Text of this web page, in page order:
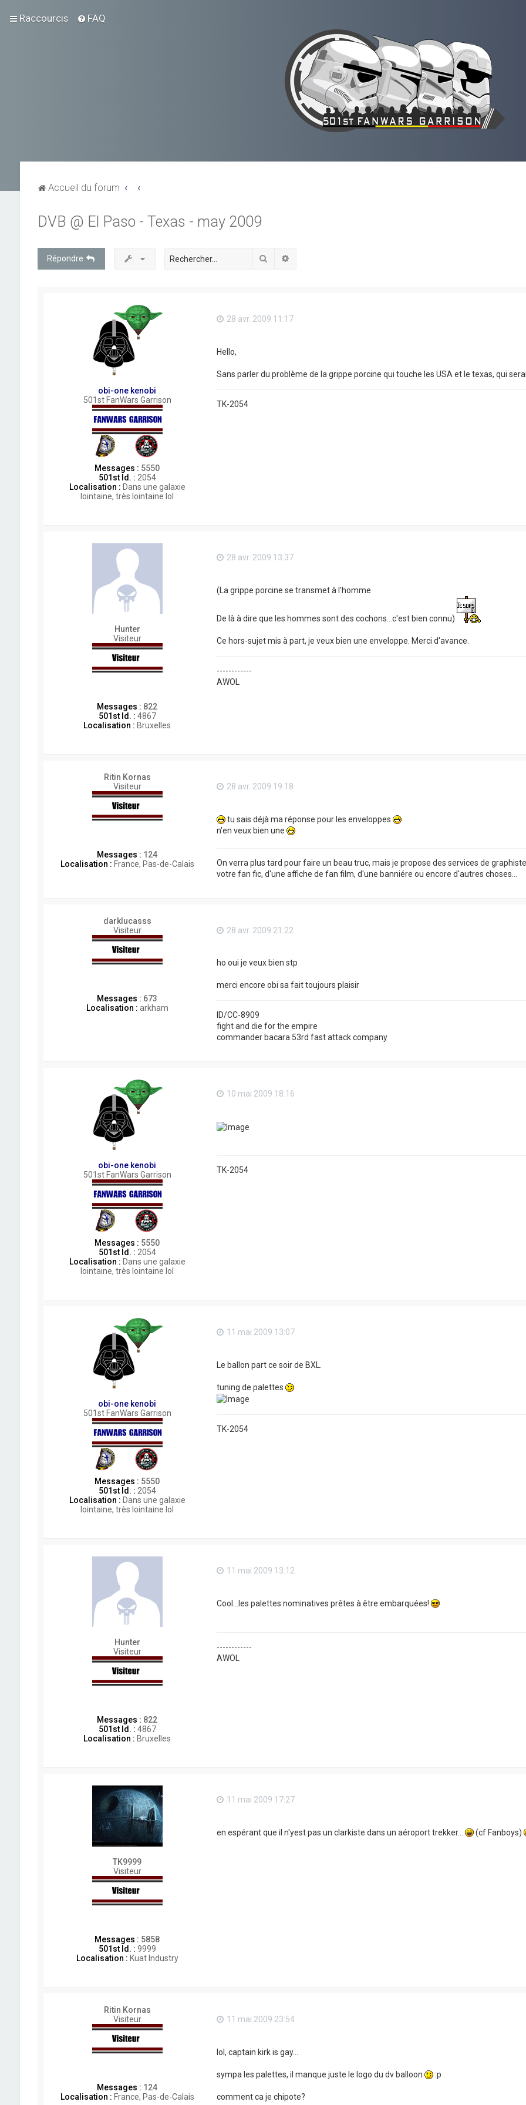
Raccourcis FAQ
Accueil du forum
DVB @ El Paso - Texas - may 2009
Répondre Rechercher
obi-one kenobi
501st FanWars Garrison
Messages : 5550
501st Id. : 2054
Localisation : Dans une galaxie
lointaine, très lointaine lol
28 avr. 2009 11:17
Hello,
Sans parler du problème de la grippe porcine qui touche les USA et le texas, qui
TK-2054
Hunter
Visiteur
Messages : 822
501st Id. : 4867
Localisation : Bruxelles
28 avr. 2009 13:37
(La grippe porcine se transmet à l'homme
De là à dire que les hommes sont des cochons...c'est bien connu)
Ce hors-sujet mis à part, je veux bien une enveloppe. Merci d'avance.
------------
AWOL
Ritin Kornas
Visiteur
Messages : 124
Localisation : France, Pas-de-Calais
28 avr. 2009 19:18
tu sais déjà ma réponse pour les enveloppes
n'en veux bien une
On verra plus tard pour faire un beau truc, mais je propose des services de
votre fan fic, d'une affiche de fan film, d'une banniére ou encore d'autres choses...
darklucasss
Visiteur
Messages : 673
Localisation : arkham
28 avr. 2009 21:22
ho oui je veux bien stp
merci encore obi sa fait toujours plaisir
ID/CC-8909
fight and die for the empire
commander bacara 53rd fast attack company
obi-one kenobi
501st FanWars Garrison
Messages : 5550
501st Id. : 2054
Localisation : Dans une galaxie
lointaine, très lointaine lol
10 mai 2009 18:16
TK-2054
obi-one kenobi
501st FanWars Garrison
Messages : 5550
501st Id. : 2054
Localisation : Dans une galaxie
lointaine, très lointaine lol
11 mai 2009 13:07
Le ballon part ce soir de BXL.
tuning de palettes
TK-2054
Hunter
Visiteur
Messages : 822
501st Id. : 4867
Localisation : Bruxelles
11 mai 2009 13:12
Cool...les palettes nominatives prêtes à être embarquées!
------------
AWOL
TK9999
Visiteur
Messages : 5858
501st Id. : 9999
Localisation : Kuat Industry
11 mai 2009 17:27
en espérant que il n'yest pas un clarkiste dans un aéroport trekker... (cf Fanboys)
Ritin Kornas
Visiteur
Messages : 124
Localisation : France, Pas-de-Calais
11 mai 2009 23:54
lol, captain kirk is gay...
sympa les palettes, il manque juste le logo du dv balloon :p
comment ca je chipote?